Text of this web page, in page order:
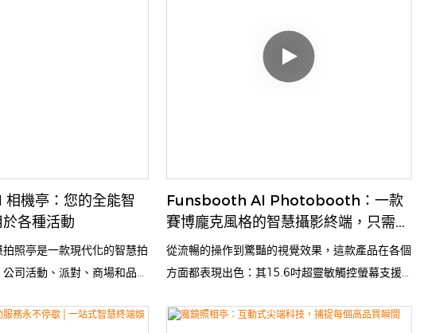
使用者帶來流暢愉悅的體驗，也為企業帶來豐厚的
利潤。無論是用於娛樂、品牌推廣或客戶互動，
Funsbooth 都能將每個瞬間變成值得珍藏與分享
機亭：您的全能智
各種活動
照亭是一款現代化的智慧拍
司活動、派對、商場和品牌
燈光，可拍攝出清晰生動、
Funsbooth AI Photobooth：一款
賽博龐克風格的智慧攝影終端，只需輕
輕一點，即可產生未來主義傑作。
從流暢的操作到驚豔的視覺效果，這款產品在各個
方面都表現出色：其15.6吋超靈敏觸控螢幕支援
螢幕互動指南，讓所有技能水平的用戶都能輕鬆上